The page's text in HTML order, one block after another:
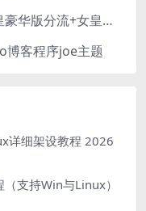
云盘下载生化危机4重制版女皇豪华版分流+女皇学习补丁+修改器 解压即玩【阿里云盘】
客程序joe主题
详细架设教程 2026
支持Win与Linux）